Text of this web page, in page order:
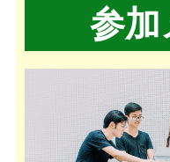
参加